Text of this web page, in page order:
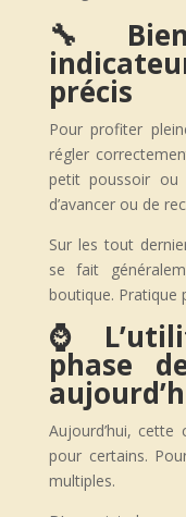
précis
Pour profiter
régler
petit poussoir ou
d’avancer ou de
Sur les tout
se fait
boutique. Pratique
⌚
phase
Aujourd’hui,
pour certains.
multiples.